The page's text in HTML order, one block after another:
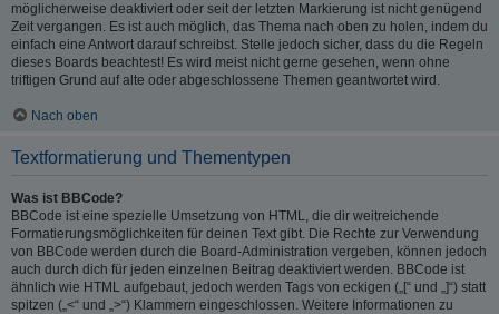
möglicherweise deaktiviert oder seit der letzten Markierung ist nicht genügend
Zeit vergangen. Es ist auch möglich, das Thema nach oben zu holen, indem du
einfach eine Antwort darauf schreibst. Stelle jedoch sicher, dass du die Regeln
dieses Boards beachtest! Es wird meist nicht gerne gesehen, wenn ohne
triftigen Grund auf alte oder abgeschlossene Themen geantwortet wird.
Nach oben
Textformatierung und Thementypen
Was ist BBCode?
BBCode ist eine spezielle Umsetzung von HTML, die dir weitreichende
Formatierungsmöglichkeiten für deinen Text gibt. Die Rechte zur Verwendung
von BBCode werden durch die Board-Administration vergeben, können jedoch
auch durch dich für jeden einzelnen Beitrag deaktiviert werden. BBCode ist
ähnlich wie HTML aufgebaut, jedoch werden Tags von eckigen („[“ und „]“) statt
spitzen („<“ und „>“) Klammern eingeschlossen. Weitere Informationen zu